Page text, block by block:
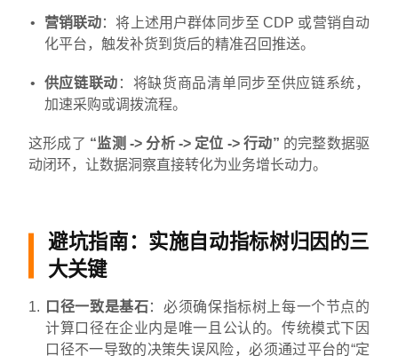
营销联动：将上述用户群体同步至 CDP 或营销自动
化平台，触发补货到货后的精准召回推送。
供应链联动 ：将缺货商品清单同步至供应链系统，
加速采购或调拨流程。
这形成了 “监测 -> 分析 -> 定位 -> 行动” 的完整数据驱
动闭环，让数据洞察直接转化为业务增长动力。
避坑指南：实施自动指标树归因的三
大关键
口径一致是基石：必须确保指标树上每一个节点的
计算口径在企业内是唯一且公认的。传统模式下因
口径不一导致的决策失误风险，必须通过平台的“定